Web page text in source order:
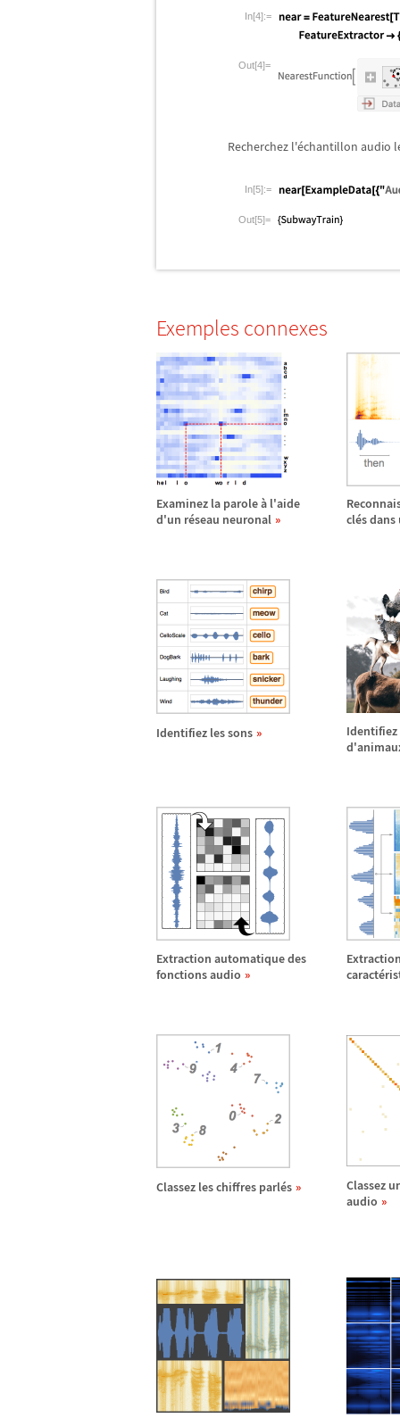
In[4]:=
Out[4]=
Recherchez l'échantillon audio
In[5]:=
Out[5]=
Exemples connexes
Examinez la paroleà l'aide
d'un réseau neuronal
clés dans
Identifiez les sons
Identifiez
Extraction automatique des
fonctions audio
caracté
Classez les chiffres parlés
Classez
audio